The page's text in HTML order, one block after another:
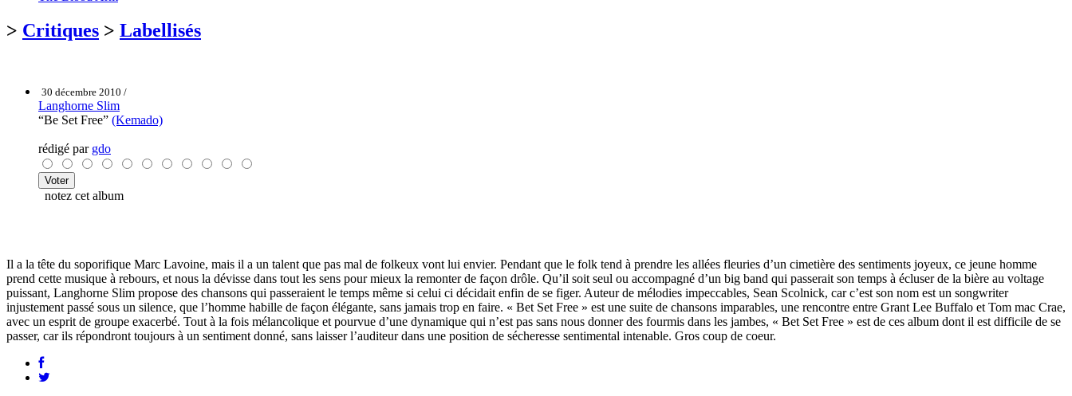
> Critiques > Labellisés
30 décembre 2010 /
Langhorne Slim
“Be Set Free” (Kemado)
rédigé par gdo
notez cet album
Il a la tête du soporifique Marc Lavoine, mais il a un talent que pas mal de folkeux vont lui envier. Pendant que le folk tend à prendre les allées fleuries d’un cimetière des sentiments joyeux, ce jeune homme
prend cette musique à rebours, et nous la dévisse dans tout les sens pour mieux la remonter de façon drôle. Qu’il soit seul ou accompagné d’un big band qui passerait son temps à écluser de la bière au voltage
puissant, Langhorne Slim propose des chansons qui passeraient le temps même si celui ci décidait enfin de se figer. Auteur de mélodies impeccables, Sean Scolnick, car c’est son nom est un songwriter
injustement passé sous un silence, que l’homme habille de façon élégante, sans jamais trop en faire. « Bet Set Free » est une suite de chansons imparables, une rencontre entre Grant Lee Buffalo et Tom mac Crae,
avec un esprit de groupe exacerbé. Tout à la fois mélancolique et pourvue d’une dynamique qui n’est pas sans nous donner des fourmis dans les jambes, « Bet Set Free » est de ces album dont il est difficile de se
passer, car ils répondront toujours à un sentiment donné, sans laisser l’auditeur dans une position de sécheresse sentimental intenable. Gros coup de coeur.